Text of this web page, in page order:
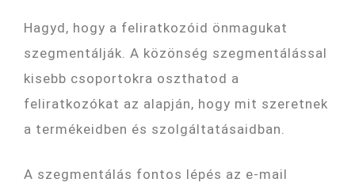
Hagyd, hogy a feliratkozóid önmagukat
szegmentálják. A közönség szegmentálással
kisebb csoportokra oszthatod a
feliratkozókat az alapján, hogy mit szeretnek
a termékeidben és szolgáltatásaidban.
A szegmentálás fontos lépés az e-mail